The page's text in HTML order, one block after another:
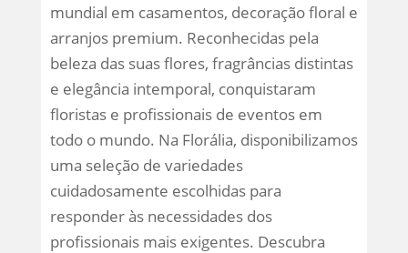
mundial em casamentos, decoração floral e
arranjos premium. Reconhecidas pela
beleza das suas flores, fragrâncias distintas
e elegância intemporal, conquistaram
floristas e profissionais de eventos em
todo o mundo. Na Florália, disponibilizamos
uma seleção de variedades
cuidadosamente escolhidas para
responder às necessidades dos
profissionais mais exigentes. Descubra